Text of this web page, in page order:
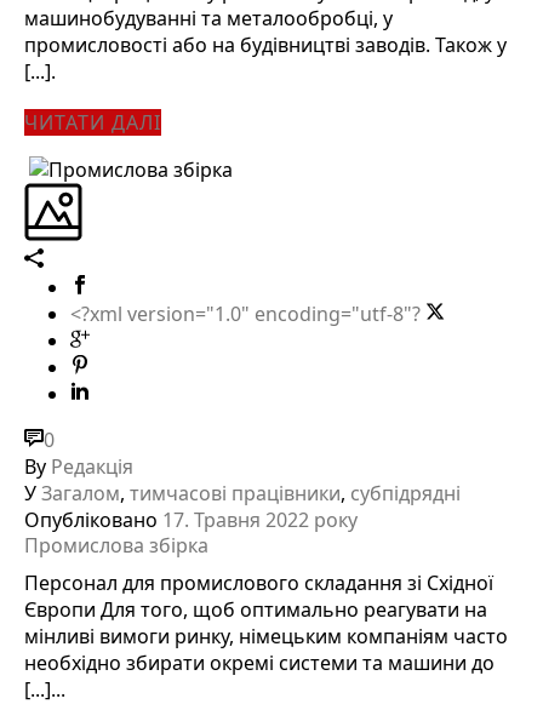
машинобудуванні та металообробці, у
промисловості або на будівництві заводів. Також у
[...].
ЧИТАТИ ДАЛІ
<?xml version="1.0" encoding="utf-8"?
0
By Редакція
УЗагалом, тимчасові працівники, субпідрядні
Опубліковано 17. Травня 2022 року
Промислова збірка
Персонал для промислового складання зі Східної
Європи Для того, щоб оптимально реагувати на
мінливі вимоги ринку, німецьким компаніям часто
необхідно збирати окремі системи та машини до
[...]...